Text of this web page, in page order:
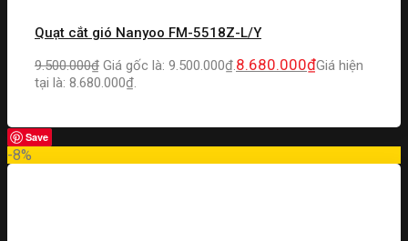
Quạt cắt gió Nanyoo FM-5518Z-L/Y
9.500.000₫ Giá gốc là: 9.500.000₫.8.680.000₫Giá hiện
tại là: 8.680.000₫.
Save
-8%